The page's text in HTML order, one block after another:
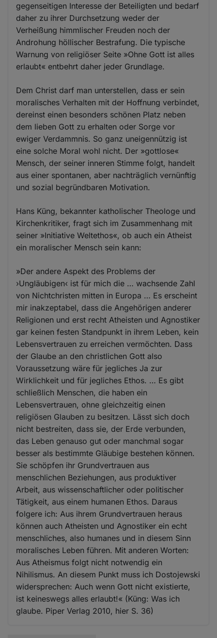
gegenseitigen Interesse der Beteiligten und bedarf
daher zu ihrer Durchsetzung weder der
Verheißung himmlischer Freuden noch der
Androhung höllischer Bestrafung. Die typische
Warnung von religiöser Seite »Ohne Gott ist alles
erlaubt« entbehrt daher jeder Grundlage.
Dem Christ darf man unterstellen, dass er sein
moralisches Verhalten mit der Hoffnung verbindet,
dereinst einen besonders schönen Platz neben
dem lieben Gott zu erhalten oder Sorge vor
ewiger Verdammnis. So ganz uneigennützig ist
eine solche Moral wohl nicht. Der »gottlose«
Mensch, der seiner inneren Stimme folgt, handelt
aus einer spontanen, aber nachträglich vernünftig
und sozial begründbaren Motivation.
Hans Küng, bekannter katholischer Theologe und
Kirchenkritiker, fragt sich im Zusammenhang mit
seiner »Initiative Weltethos«, ob auch ein Atheist
ein moralischer Mensch sein kann:
»Der andere Aspekt des Problems der
›Ungläubigen‹ ist für mich die … wachsende Zahl
von Nichtchristen mitten in Europa … Es erscheint
mir inakzeptabel, dass die Angehörigen anderer
Religionen und erst recht Atheisten und Agnostiker
gar keinen festen Standpunkt in ihrem Leben, kein
Lebensvertrauen zu erreichen vermöchten. Dass
der Glaube an den christlichen Gott also
Voraussetzung wäre für jegliches Ja zur
Wirklichkeit und für jegliches Ethos. … Es gibt
schließlich Menschen, die haben ein
Lebensvertrauen, ohne gleichzeitig einen
religiösen Glauben zu besitzen. Lässt sich doch
nicht bestreiten, dass sie, der Erde verbunden,
das Leben genauso gut oder manchmal sogar
besser als bestimmte Gläubige bestehen können.
Sie schöpfen ihr Grundvertrauen aus
menschlichen Beziehungen, aus produktiver
Arbeit, aus wissenschaftlicher oder politischer
Tätigkeit, aus einem humanen Ethos. Daraus
folgere ich: Aus ihrem Grundvertrauen heraus
können auch Atheisten und Agnostiker ein echt
menschliches, also humanes und in diesem Sinn
moralisches Leben führen. Mit anderen Worten:
Aus Atheismus folgt nicht notwendig ein
Nihilismus. An diesem Punkt muss ich Dostojewski
widersprechen: Auch wenn Gott nicht existierte,
ist keineswegs alles erlaubt!« (Küng: Was ich
glaube. Piper Verlag 2010, hier S. 36)